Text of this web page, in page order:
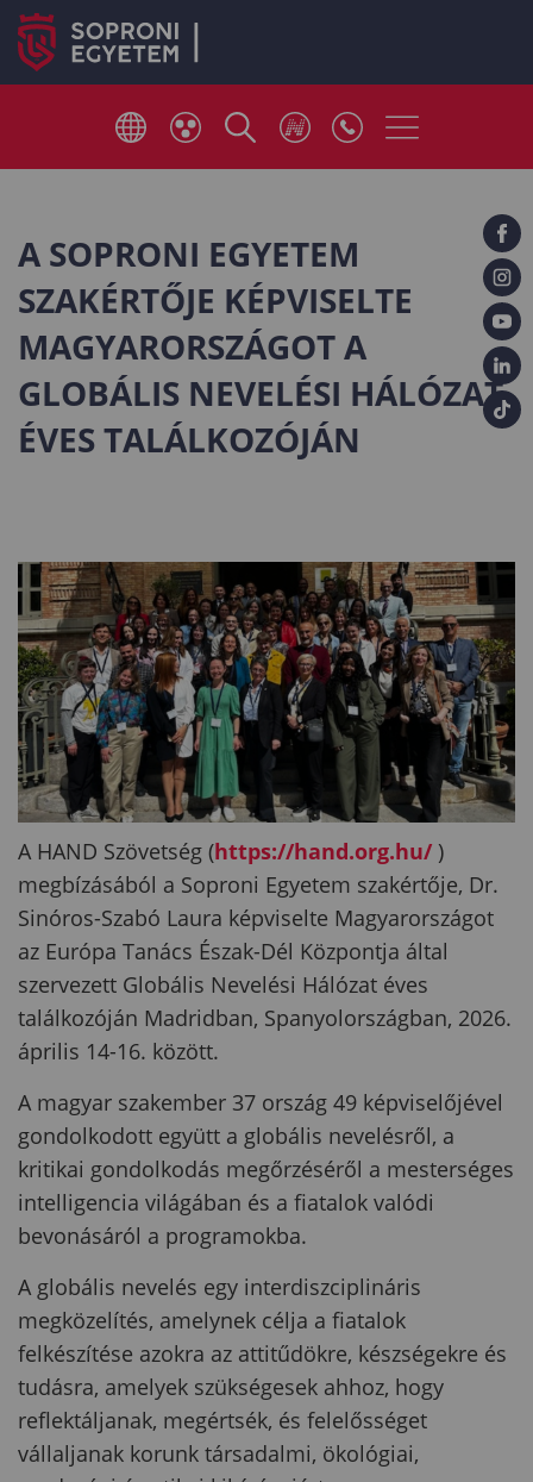
A SOPRONI EGYETEM
SZAKÉRTŐJE KÉPVISELTE
MAGYARORSZÁGOT A
GLOBÁLIS NEVELÉSI HÁLÓZAT
ÉVES TALÁLKOZÓJÁN
A HAND Szövetség (https://hand.org.hu/ )
megbízásából a Soproni Egyetem szakértője, Dr.
Sinóros-Szabó Laura képviselte Magyarországot
az Európa Tanács Észak-Dél Központja által
szervezett Globális Nevelési Hálózat éves
találkozóján Madridban, Spanyolországban, 2026.
április 14-16. között.
A magyar szakember 37 ország 49 képviselőjével
gondolkodott együtt a globális nevelésről, a
kritikai gondolkodás megőrzéséről a mesterséges
intelligencia világában és a fiatalok valódi
bevonásáról a programokba.
A globális nevelés egy interdiszciplináris
megközelítés, amelynek célja a fiatalok
felkészítése azokra az attitűdökre, készségekre és
tudásra, amelyek szükségesek ahhoz, hogy
reflektáljanak, megértsék, és felelősséget
vállaljanak korunk társadalmi, ökológiai,